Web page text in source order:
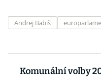
Andrej Babiš
Komunální volby